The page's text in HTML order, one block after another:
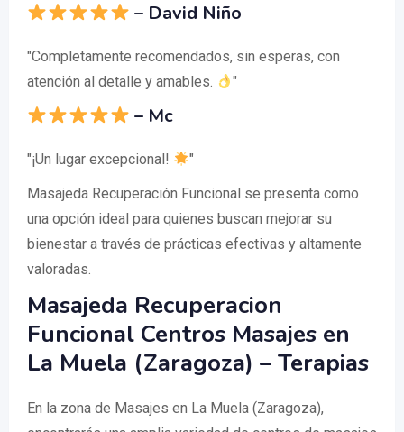
– David Niño
"Completamente recomendados, sin esperas, con
atención al detalle y amables.
"
– Mc
"¡Un lugar excepcional!
"
Masajeda Recuperación Funcional se presenta como
una opción ideal para quienes buscan mejorar su
bienestar a través de prácticas efectivas y altamente
valoradas.
Masajeda Recuperacion
Funcional Centros Masajes en
La Muela (Zaragoza) – Terapias
En la zona de Masajes en La Muela (Zaragoza),